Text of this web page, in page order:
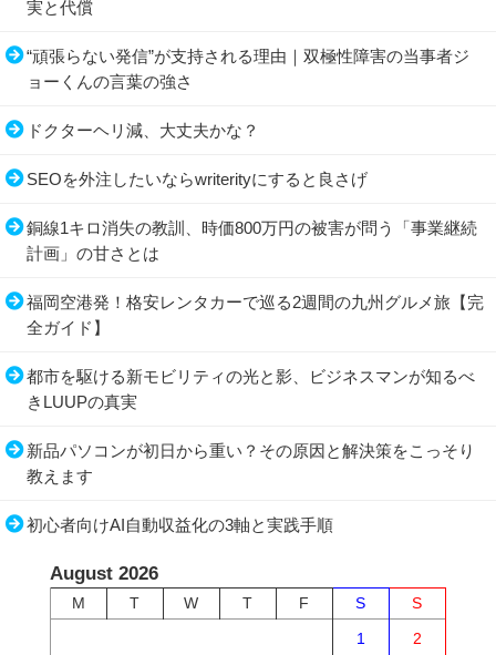
実と代償
“頑張らない発信”が支持される理由｜双極性障害の当事者ジ
ョーくんの言葉の強さ
ドクターヘリ減、大丈夫かな？
SEOを外注したいならwriterityにすると良さげ
銅線1キロ消失の教訓、時価800万円の被害が問う「事業継続
計画」の甘さとは
福岡空港発！格安レンタカーで巡る2週間の九州グルメ旅【完
全ガイド】
都市を駆ける新モビリティの光と影、ビジネスマンが知るべ
きLUUPの真実
新品パソコンが初日から重い？その原因と解決策をこっそり
教えます
初心者向けAI自動収益化の3軸と実践手順
August 2026
M T W T F S
S
1
2